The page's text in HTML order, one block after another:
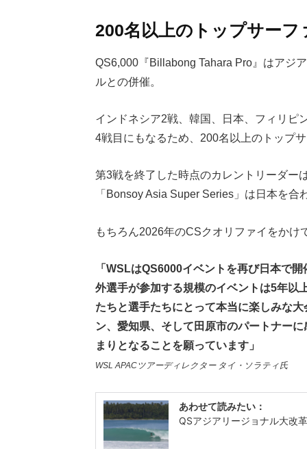
200名以上のトップサーフ
QS6,000『Billabong Tahara Pro』はアジ
ルとの併催。
インドネシア2戦、韓国、日本、フィリピ
4戦目にもなるため、200名以上のトップ
第3戦を終了した時点のカレントリーダー
「Bonsoy Asia Super Series」は日本を
もちろん2026年のCSクオリファイをかけ
「WSLはQS6000イベントを再び日本で
外選手が参加する規模のイベントは5年以
たちと選手たちにとって本当に楽しみな
ン、愛知県、そして田原市のパートナー
まりとなることを願っています」
WSL APACツアーディレクター タイ・ソラティ氏